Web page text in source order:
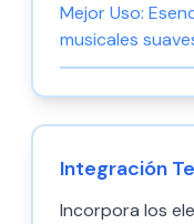
Mejor Uso:
musicales
Integración
Incorpora los